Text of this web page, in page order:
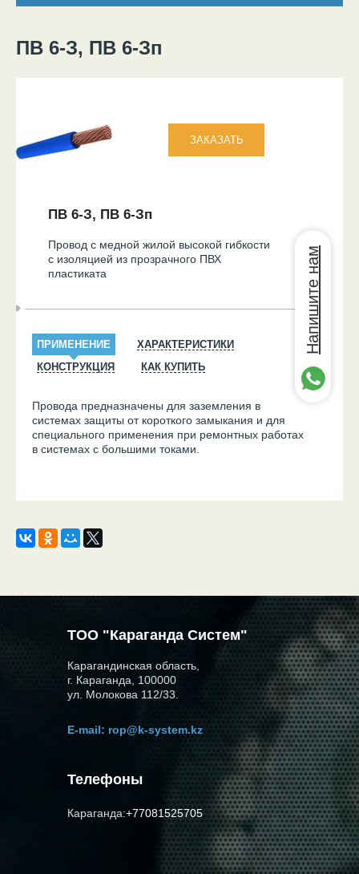
Вы здесь
ПВ 6-З, ПВ 6-Зп
ПВ 6-З, ПВ 6-Зп
Провод с медной жилой высокой гибкости
с изоляцией из прозрачного ПВХ
пластиката
ПРИМЕНЕНИЕ
ХАРАКТЕРИСТИКИ
КОНСТРУКЦИЯ
КАК КУПИТЬ
Провода предназначены для заземления в
системах защиты от короткого замыкания и для
специального применения при ремонтных работах
в системах с большими токами.
ТОО "Караганда Систем"
Карагандинская область,
г. Караганда, 100000
ул. Молокова 112/33.
E-mail: rop@k-system.kz
Телефоны
Караганда:+77081525705
Напишите нам